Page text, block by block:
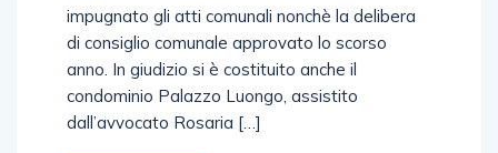
dall’avvocato Marcello Fortunato aveva
impugnato gli atti comunali nonchè la delibera
di consiglio comunale approvato lo scorso
anno. In giudizio si è costituito anche il
condominio Palazzo Luongo, assistito